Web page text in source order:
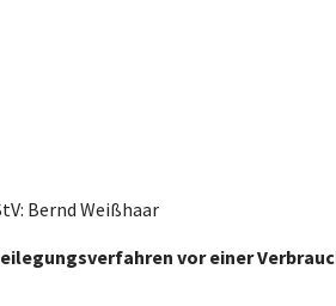
Bernd Weißhaar
vor einer